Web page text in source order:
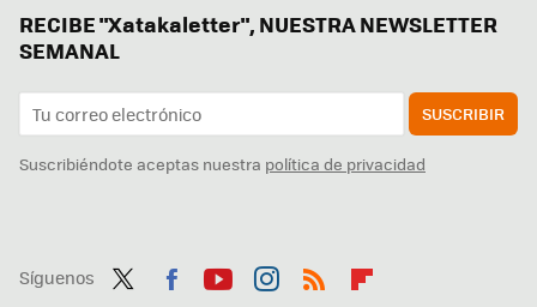
RECIBE "Xatakaletter", NUESTRA NEWSLETTER
SEMANAL
SUSCRIBIR
Suscribiéndote aceptas nuestra política de privacidad
Síguenos